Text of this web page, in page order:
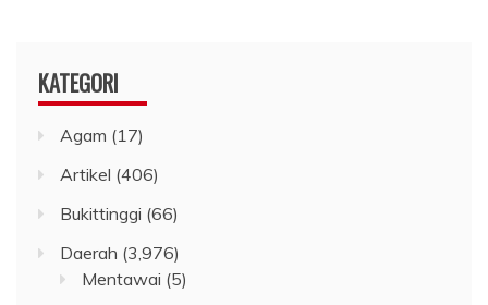
KATEGORI
Agam (17)
Artikel (406)
Bukittinggi (66)
Daerah (3,976)
Mentawai (5)